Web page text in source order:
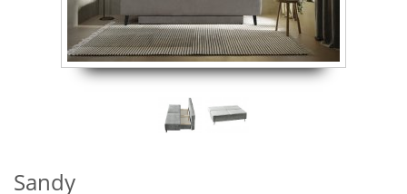
Sandy